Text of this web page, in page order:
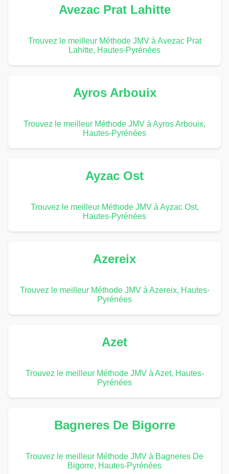
Avezac Prat Lahitte
Trouvez le meilleur Méthode JMV à Avezac Prat
Lahitte, Hautes-Pyrénées
Ayros Arbouix
Trouvez le meilleur Méthode JMV à Ayros Arbouix,
Hautes-Pyrénées
Ayzac Ost
Trouvez le meilleur Méthode JMV à Ayzac Ost,
Hautes-Pyrénées
Azereix
Trouvez le meilleur Méthode JMV à Azereix, Hautes-
Pyrénées
Azet
Trouvez le meilleur Méthode JMV à Azet, Hautes-
Pyrénées
Bagneres De Bigorre
Trouvez le meilleur Méthode JMV à Bagneres De
Bigorre, Hautes-Pyrénées